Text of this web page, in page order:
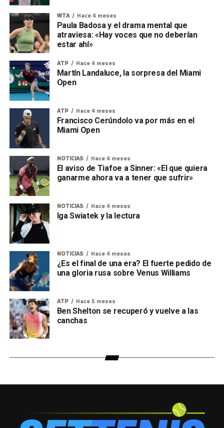
WTA Hace 4 meses
Paula Badosa y el drama mental que
atraviesa: «Hay voces que no deberían
estar ahí»
ATP Hace 4 meses
Martín Landaluce, la sorpresa del Miami
Open
ATP Hace 4 meses
Francisco Cerúndolo va por más en el
Miami Open
NOTICIAS Hace 4 meses
El aviso de Tiafoe a Sinner: «El que quiera
ganarme ahora va a tener que sufrir»
NOTICIAS Hace 4 meses
Iga Swiatek y la lectura
NOTICIAS Hace 4 meses
¿Es el final de una era? El fuerte pedido de
una gloria rusa sobre Venus Williams
ATP Hace 5 meses
Ben Shelton se recuperó y vuelve a las
canchas